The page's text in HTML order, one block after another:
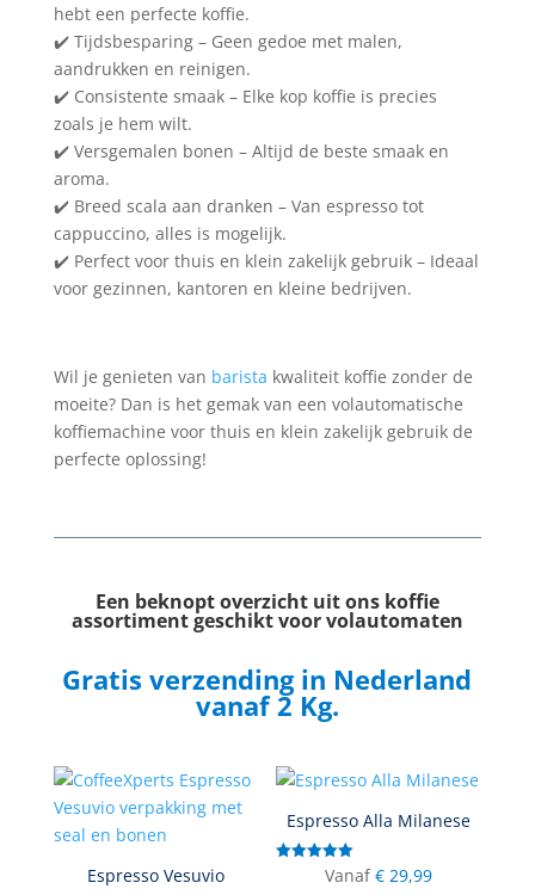
hebt een perfecte koffie.
✔️ Tijdsbesparing – Geen gedoe met malen,
aandrukken en reinigen.
✔️ Consistente smaak – Elke kop koffie is precies
zoals je hem wilt.
✔️ Versgemalen bonen – Altijd de beste smaak en
aroma.
✔️ Breed scala aan dranken – Van espresso tot
cappuccino, alles is mogelijk.
✔️ Perfect voor thuis en klein zakelijk gebruik – Ideaal
voor gezinnen, kantoren en kleine bedrijven.
Wil je genieten van barista kwaliteit koffie zonder de
moeite? Dan is het gemak van een volautomatische
koffiemachine voor thuis en klein zakelijk gebruik de
perfecte oplossing!
Een beknopt overzicht uit ons koffie
assortiment geschikt voor volautomaten
Gratis verzending in Nederland
vanaf 2 Kg.
Espresso Vesuvio
Espresso Alla Milanese
Gewaardeerd
Vanaf € 29,99